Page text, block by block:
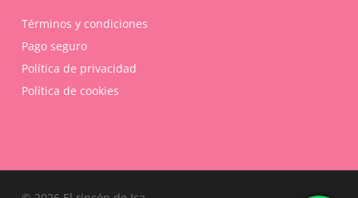
Subtotal: 0,00€
Términos y condiciones
Pago seguro
Política de privacidad
Política de cookies